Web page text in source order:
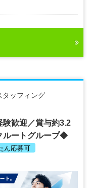
タッフィング
歓迎／賞与約3.2
ルートグループ◆
ん応募可